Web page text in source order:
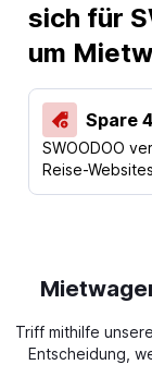
sich für
um
Spare
SWOODOO
Reise-
Triff mithilfe
Entscheidung,